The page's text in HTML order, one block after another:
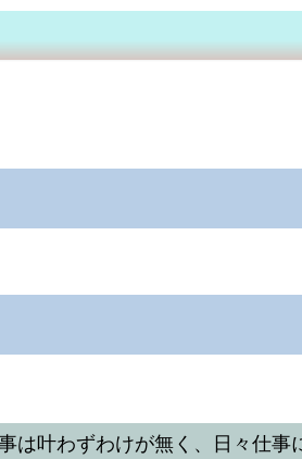
は叶わずわけが無く、日々仕